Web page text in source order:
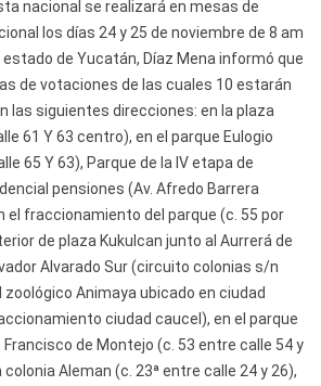
nacional se realizará en mesas de
los días 24 y 25 de noviembre de 8 am
estado de Yucatán, Díaz Mena informó que
de votaciones de las cuales 10 estarán
las siguientes direcciones: en la plaza
61 Y 63 centro), en el parque Eulogio
65 Y 63), Parque de la IV etapa de
pensiones (Av. Afredo Barrera
el fraccionamiento del parque (c. 55 por
de plaza Kukulcan junto al Aurrerá de
Alvarado Sur (circuito colonias s/n
zoológico Animaya ubicado en ciudad
ciudad caucel), en el parque
de Montejo (c. 53 entre calle 54 y
colonia Aleman (c. 23ª entre calle 24 y 26),